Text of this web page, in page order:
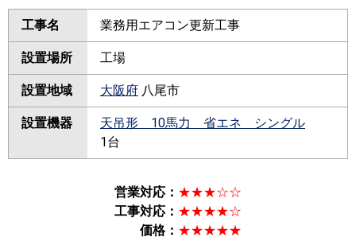
工事名 業務用エアコン更新工事
設置場所 工場
設置地域 大阪府 八尾市
設置機器
天吊形 10馬力 省エネ シングル
1台
営業対応： ★★★☆☆
工事対応： ★★★★☆
価格： ★★★★★